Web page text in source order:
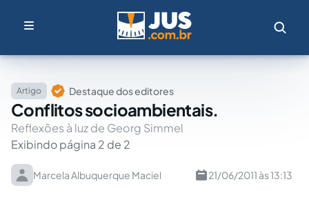
Artigo Destaque dos editores
Conflitos socioambientais.
Reflexões à luz de Georg Simmel
Exibindo página 2 de 2
Marcela Albuquerque Maciel 21/06/2011 às 13:13